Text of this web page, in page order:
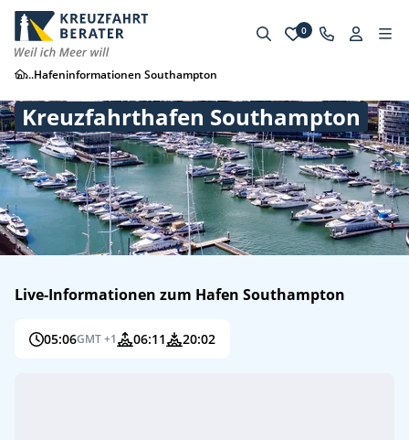
0
...Hafeninformationen Southampton
Kreuzfahrthafen Southampton
Live-Informationen zum Hafen Southampton
05:06GMT +1 06:11 20:02